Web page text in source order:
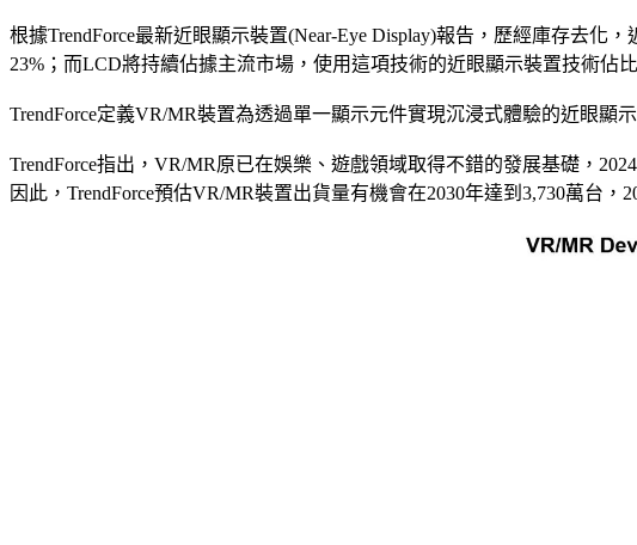
根據TrendForce最新近眼顯示裝置(Near-Eye Display)報告，歷經庫存去
23%；而LCD將持續佔據主流市場，使用這項技術的近眼顯示裝置技術佔比
TrendForce定義VR/MR裝置為透過單一顯示元件實現沉浸式體驗的近眼顯
TrendForce指出，VR/MR原已在娛樂、遊戲領域取得不錯的發展基礎，
因此，TrendForce預估VR/MR裝置出貨量有機會在2030年達到3,730萬台，